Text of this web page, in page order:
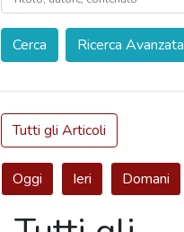
Cerca Ricerca Avanzata
Tutti gli Articoli
Oggi Ieri Domani